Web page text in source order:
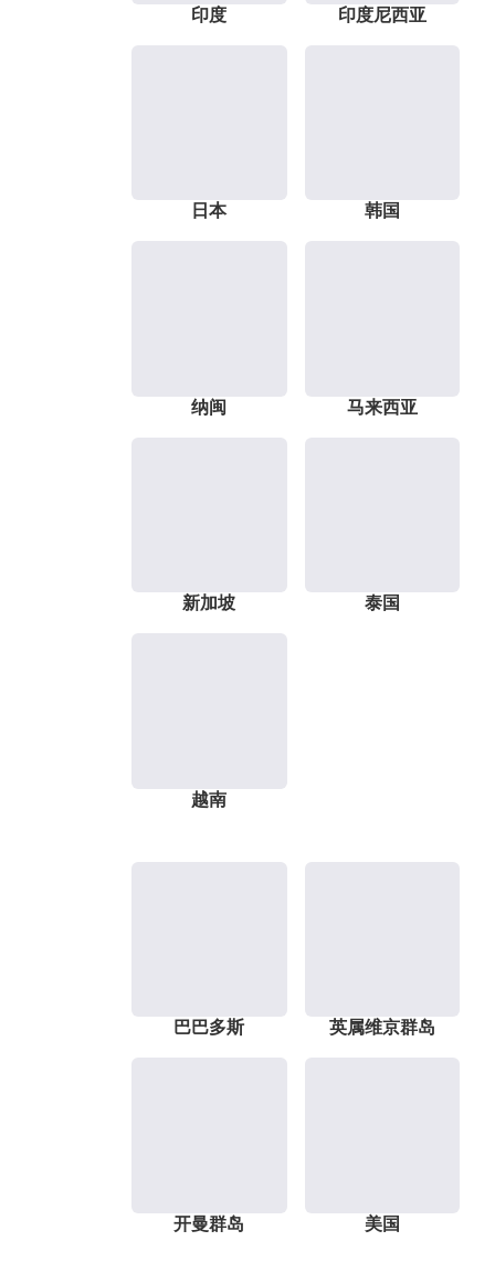
印度 印度尼西亚
日本 韩国
纳闽 马来西亚
新加坡 泰国
越南
巴巴多斯 英属维京群岛
开曼群岛 美国